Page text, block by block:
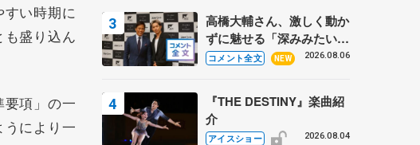
い時期に
盛り込ん
項」の一
により一
高橋大輔さん、激しく動か
ずに魅せる「深みみたいな
ものは出てきている？」
あい
コメント全文 NEW 2026.08.06
『THE DESTINY』楽曲紹
介
アイスショー 2026.08.04